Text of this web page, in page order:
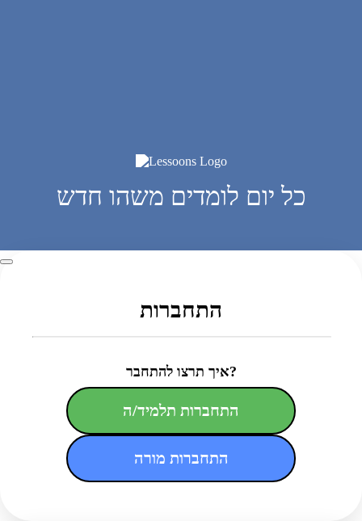
כל יום לומדים משהו חדש
התחברות
איך תרצו להתחבר?
התחברות תלמיד/ה
התחברות מורה